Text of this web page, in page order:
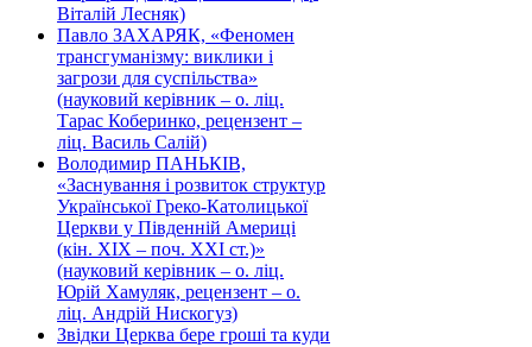
Віталій Лесняк)
Павло ЗАХАРЯК, «Феномен
трансгуманізму: виклики і
загрози для суспільства»
(науковий керівник – о. ліц.
Тарас Коберинко, рецензент –
ліц. Василь Салій)
Володимир ПАНЬКІВ,
«Заснування і розвиток структур
Української Греко-Католицької
Церкви у Південній Америці
(кін. ХІХ – поч. ХХІ ст.)»
(науковий керівник – о. ліц.
Юрій Хамуляк, рецензент – о.
ліц. Андрій Нискогуз)
Звідки Церква бере гроші та куди